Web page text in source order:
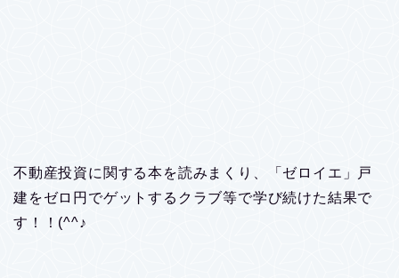
不動産投資に関する本を読みまくり、「ゼロイエ」戸
建をゼロ円でゲットするクラブ等で学び続けた結果で
す！！(^^♪